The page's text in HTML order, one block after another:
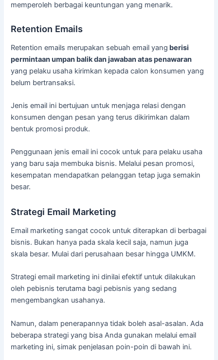
memperoleh berbagai keuntungan yang menarik.
Retention Emails
Retention emails merupakan sebuah email yang berisi
permintaan umpan balik dan jawaban atas penawaran
yang pelaku usaha kirimkan kepada calon konsumen yang
belum bertransaksi.
Jenis email ini bertujuan untuk menjaga relasi dengan
konsumen dengan pesan yang terus dikirimkan dalam
bentuk promosi produk.
Penggunaan jenis email ini cocok untuk para pelaku usaha
yang baru saja membuka bisnis. Melalui pesan promosi,
kesempatan mendapatkan pelanggan tetap juga semakin
besar.
Strategi Email Marketing
Email marketing sangat cocok untuk diterapkan di berbagai
bisnis. Bukan hanya pada skala kecil saja, namun juga
skala besar. Mulai dari perusahaan besar hingga UMKM.
Strategi email marketing ini dinilai efektif untuk dilakukan
oleh pebisnis terutama bagi pebisnis yang sedang
mengembangkan usahanya.
Namun, dalam penerapannya tidak boleh asal-asalan. Ada
beberapa strategi yang bisa Anda gunakan melalui email
marketing ini, simak penjelasan poin-poin di bawah ini.